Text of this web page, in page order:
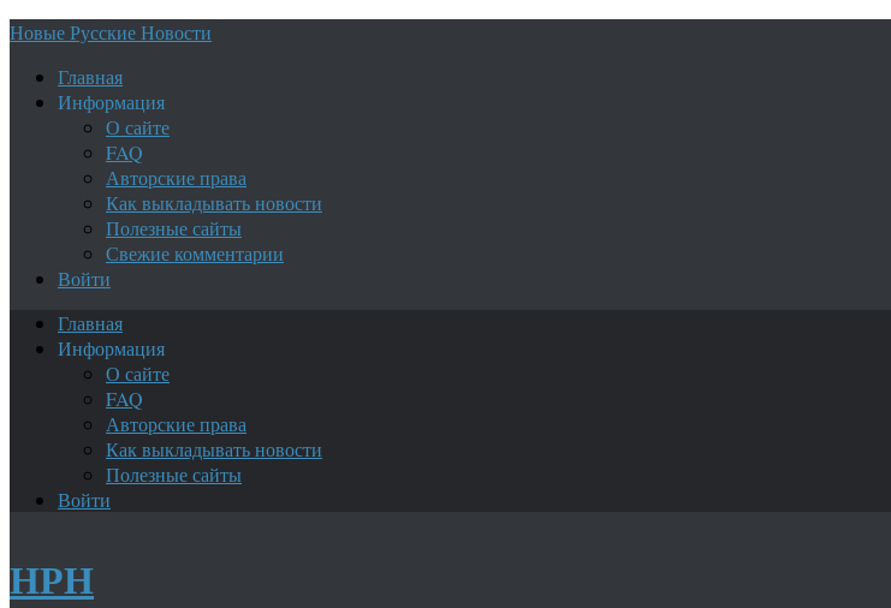
Новые Русские Новости
Главная
Информация
О сайте
FAQ
Авторские права
Как выкладывать новости
Полезные сайты
Свежие комментарии
Войти
Главная
Информация
О сайте
FAQ
Авторские права
Как выкладывать новости
Полезные сайты
Войти
НРН